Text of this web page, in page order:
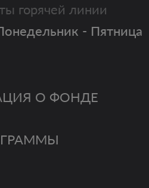
О ФОНДЕ
горячей линии
- Пятница